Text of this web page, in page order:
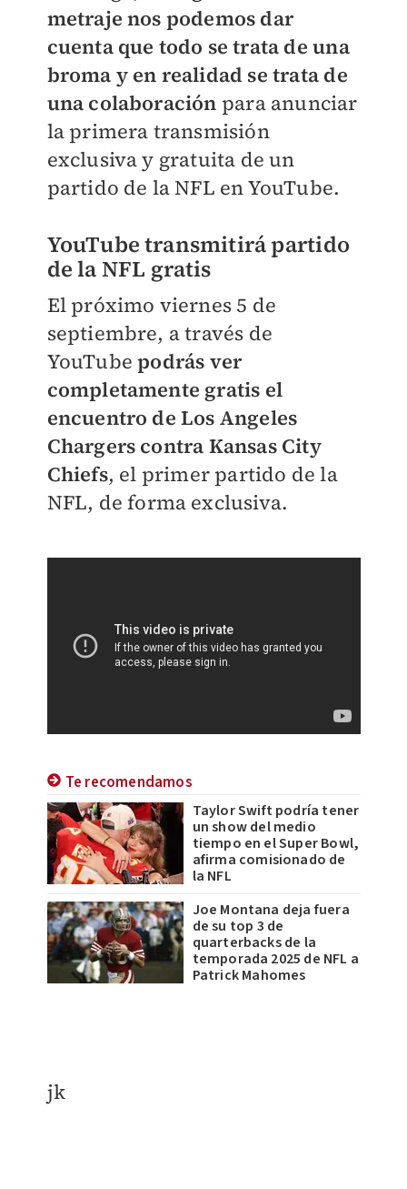
metraje nos podemos dar
cuenta que todo se trata de una
broma y en realidad se trata de
una colaboración para anunciar
la primera transmisión
exclusiva y gratuita de un
partido de la NFL en YouTube.
YouTube transmitirá partido
de la NFL gratis
El próximo viernes 5 de
septiembre, a través de
YouTubepodrás ver
completamente gratis el
encuentro de Los Angeles
Chargers contra Kansas City
Chiefs, el primer partido de la
NFL, de forma exclusiva.
Te recomendamos
Taylor Swift podría tener
un show del medio
tiempo en el Super Bowl,
afirma comisionado de
la NFL
Joe Montana deja fuera
de su top 3 de
quarterbacks de la
temporada 2025 de NFL a
Patrick Mahomes
jk